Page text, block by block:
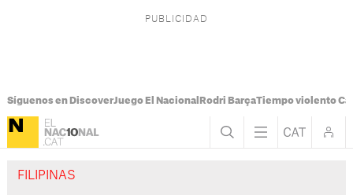
Síguenos en DiscoverJuego El Nacional Rodri BarçaTiempo violento
FILIPINAS